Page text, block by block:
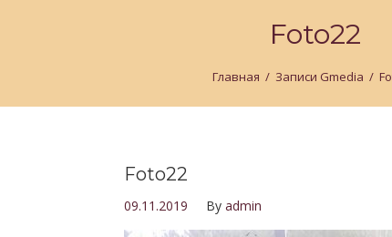
Foto22
Главная / Записи Gmedia /
Foto22
09.11.2019 By admin